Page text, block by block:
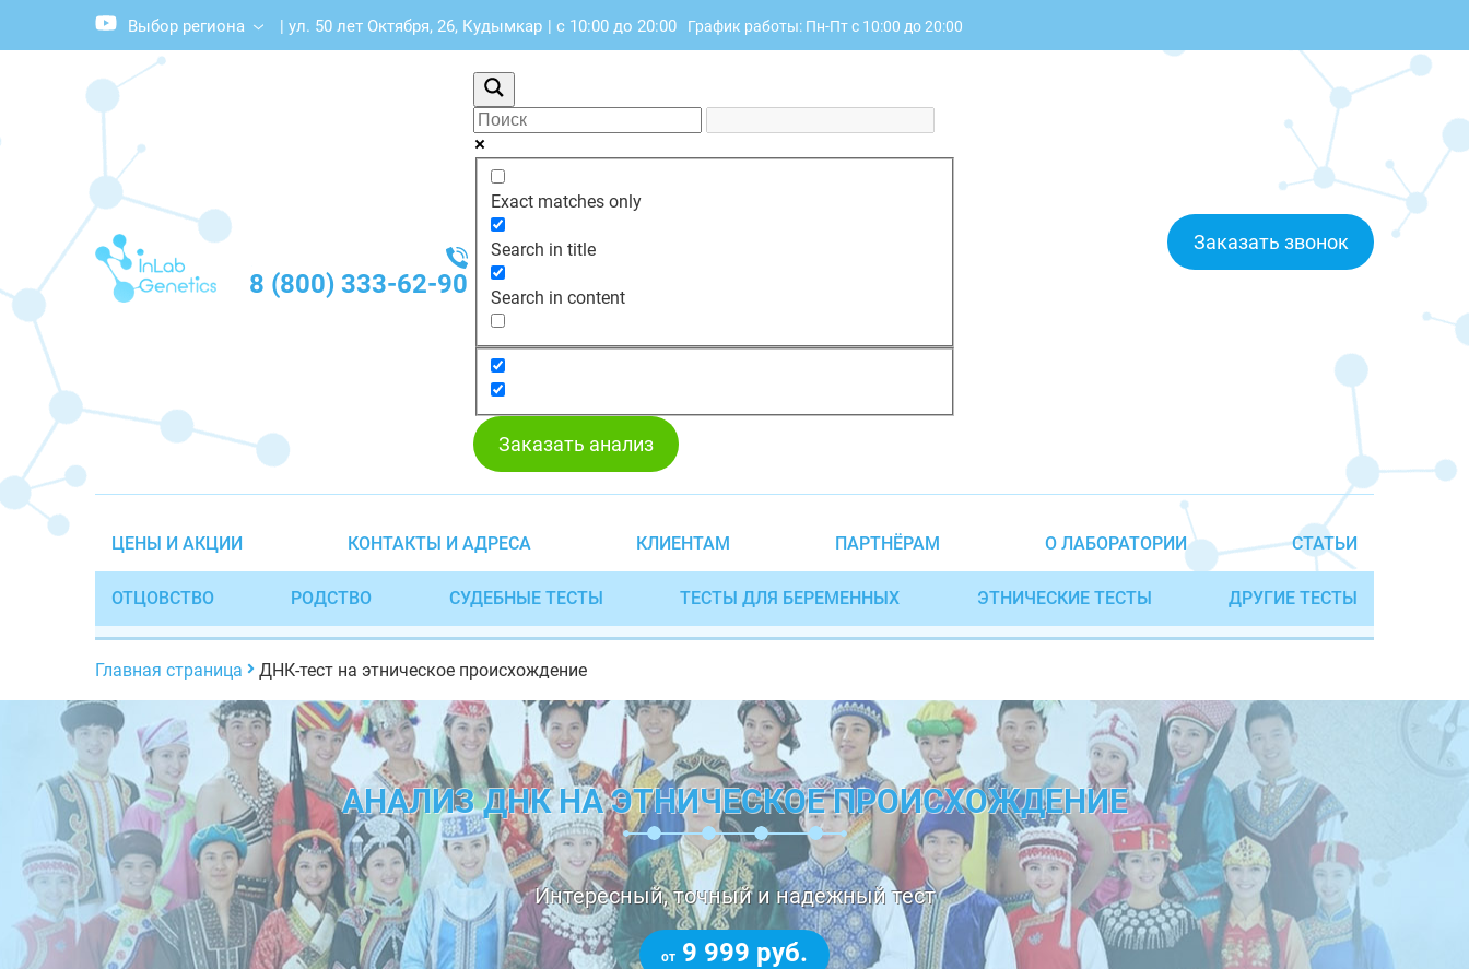
Выбор региона | ул. 50 лет Октября, 26, Кудымкар | с 10:00 до 20:00 График работы: Пн-Пт с 10:00 до 20:00
8 (800) 333-62-90
Exact matches only
Search in title
Search in content
Заказать звонок
Заказать анализ
ЦЕНЫ И АКЦИИ КОНТАКТЫ И АДРЕСА КЛИЕНТАМ ПАРТНЁРАМ О ЛАБОРАТОРИИ СТАТЬИ
ОТЦОВСТВО РОДСТВО СУДЕБНЫЕ ТЕСТЫ ТЕСТЫ ДЛЯ БЕРЕМЕННЫХ ЭТНИЧЕСКИЕ ТЕСТЫ ДРУГИЕ ТЕСТЫ
Главная страница ДНК-тест на этническое происхождение
АНАЛИЗ ДНК НА ЭТНИЧЕСКОЕ ПРОИСХОЖДЕНИЕ
Интересный, точный и надежный тест
от 9 999 руб.